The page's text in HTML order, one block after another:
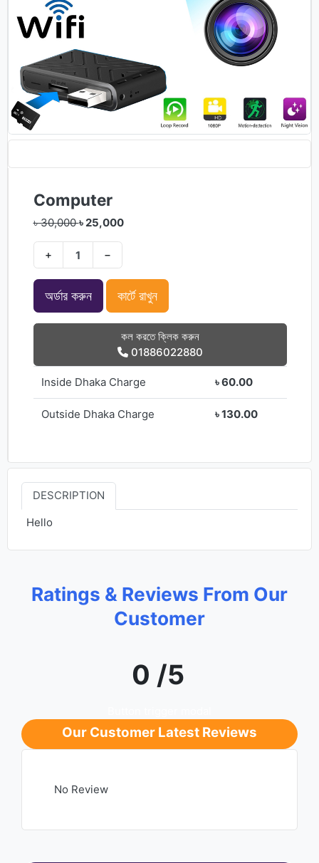
Computer
৳ 30,000৳ 25,000
+ −
অর্ডার করুন কার্টে রাখুন
কল করতে ক্লিক করুন
01886022880
Inside Dhaka Charge ৳ 60.00
Outside Dhaka Charge ৳ 130.00
DESCRIPTION
Hello
Ratings & Reviews From Our
Customer
0 /5
Our Customer Latest Reviews
No Review